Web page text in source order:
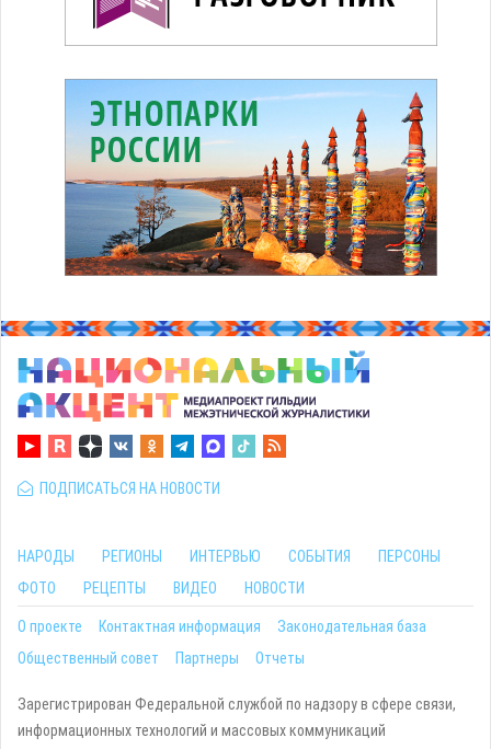
ПОДПИСАТЬСЯ НА НОВОСТИ
НАРОДЫ РЕГИОНЫ ИНТЕРВЬЮ СОБЫТИЯ
ПЕРСОНЫ
ФОТО
РЕЦЕПТЫ ВИДЕО НОВОСТИ
О проекте Контактная информация
Законодательная база
Общественный совет
Партнеры Отчеты
Зарегистрирован Федеральной службой по надзору в сфере связи,
информационных технологий и массовых коммуникаций